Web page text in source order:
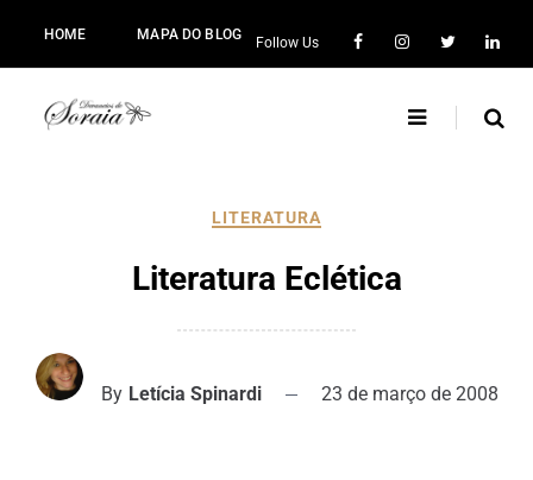
HOME MAPA DO BLOG
Follow Us
LITERATURA
Literatura Eclética
By Letícia Spinardi 23 de março de 2008